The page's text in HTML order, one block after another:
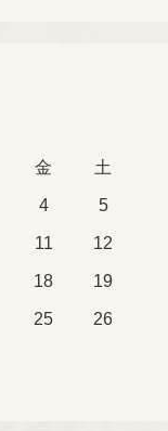
金 土
4 5
11 12
18 19
25 26